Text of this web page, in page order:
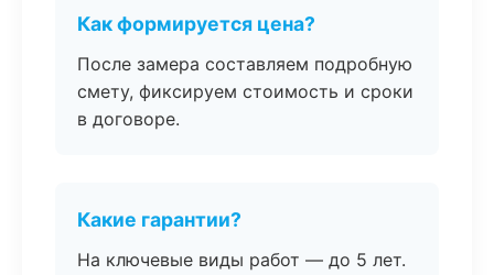
Как формируется цена?
После замера составляем подробную
смету, фиксируем стоимость и сроки
в договоре.
Какие гарантии?
На ключевые виды работ — до 5 лет.